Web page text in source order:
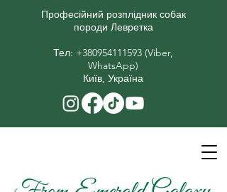
Професійний розплідник собак
породи Левретка
​Тел: +380954111593 (Viber,
WhatsApp)
Київ, Україна